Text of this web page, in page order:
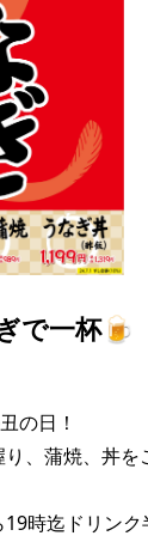
つ
社
トップ
ぱん
家）情報
プ
ージ
ガバナンス
リ
ップ
バイト
施工管理業者
わせ
ポリシー
で一杯🍺
の日！
、蒲焼、丼を
時迄ドリン